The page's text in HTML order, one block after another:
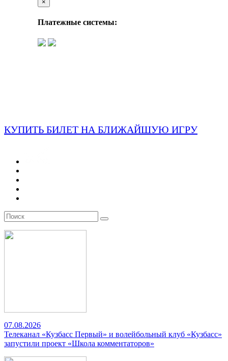
×
Платежные системы:
КУПИТЬ БИЛЕТ НА БЛИЖАЙШУЮ ИГРУ
07.08.2026
Телеканал «Кузбасс Первый» и волейбольный клуб «Кузбасс»
запустили проект «Школа комментаторов»